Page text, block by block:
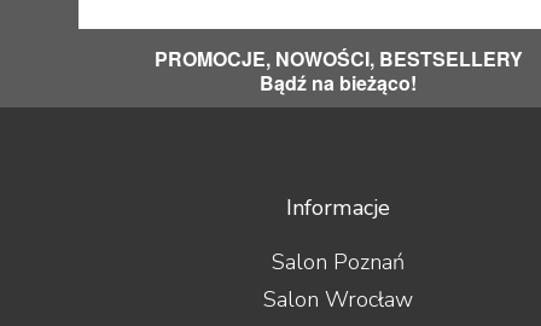
PROMOCJE, NOWOŚCI, BESTSELLERY
Bądź na bieżąco!
Informacje
Salon Poznań
Salon Wrocław